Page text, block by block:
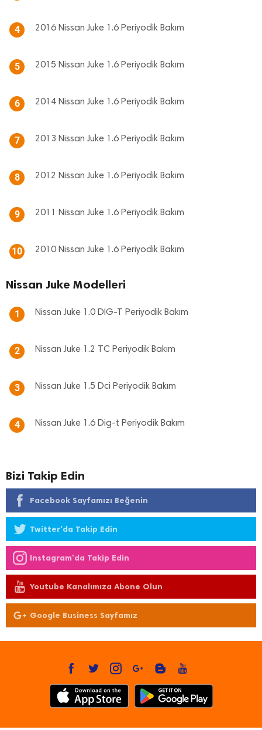
4 2016 Nissan Juke 1.6 Periyodik Bakım
5 2015 Nissan Juke 1.6 Periyodik Bakım
6 2014 Nissan Juke 1.6 Periyodik Bakım
7 2013 Nissan Juke 1.6 Periyodik Bakım
8 2012 Nissan Juke 1.6 Periyodik Bakım
9 2011 Nissan Juke 1.6 Periyodik Bakım
10 2010 Nissan Juke 1.6 Periyodik Bakım
Nissan Juke Modelleri
1 Nissan Juke 1.0 DIG-T Periyodik Bakım
2 Nissan Juke 1.2 TC Periyodik Bakım
3 Nissan Juke 1.5 Dci Periyodik Bakım
4 Nissan Juke 1.6 Dig-t Periyodik Bakım
Bizi Takip Edin
Facebook Sayfamızı Beğenin
Twitter'da Takip Edin
Instagram'da Takip Edin
Youtube Kanalımıza Abone Olun
Google Business Sayfamız